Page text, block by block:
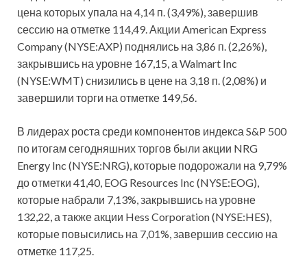
цена которых упала на 4,14 п. (3,49%), завершив
сессию на отметке 114,49. Акции American Express
Company (NYSE:AXP) поднялись на 3,86 п. (2,26%),
закрывшись на уровне 167,15, а Walmart Inc
(NYSE:WMT) снизились в цене на 3,18 п. (2,08%) и
завершили торги на отметке 149,56.
В лидерах роста среди компонентов индекса S&P 500
по итогам сегодняшних торгов были акции NRG
Energy Inc (NYSE:NRG), которые подорожали на 9,79%
до отметки 41,40, EOG Resources Inc (NYSE:EOG),
которые набрали 7,13%, закрывшись на уровне
132,22, а также акции Hess Corporation (NYSE:HES),
которые повысились на 7,01%, завершив сессию на
отметке 117,25.